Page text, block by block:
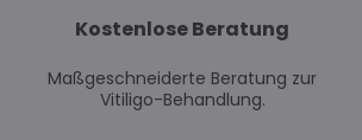
Kostenlose Beratung
Maßgeschneiderte Beratung zur
Vitiligo-Behandlung.